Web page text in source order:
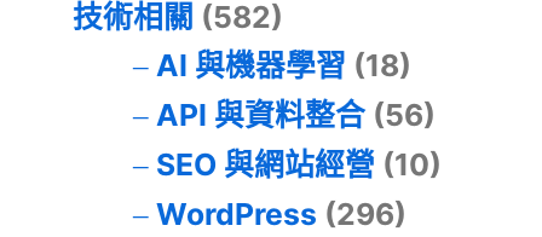
技術相關 (582)
AI 與機器學習 (18)
API 與資料整合(56)
SEO 與網站經營 (10)
WordPress (296)